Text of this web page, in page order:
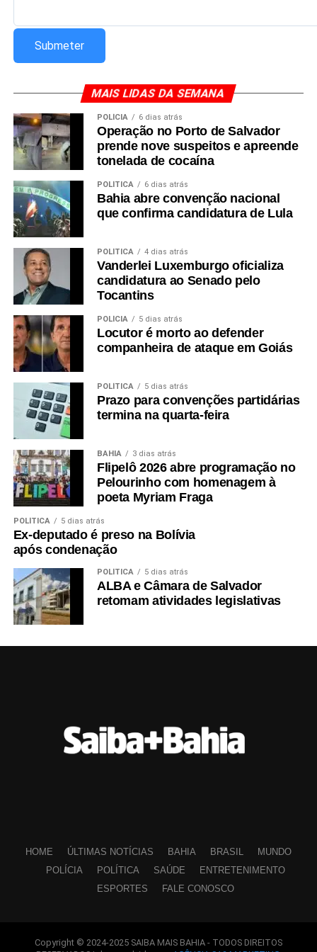
MAIS LIDAS DA SEMANA
POLÍCIA 6 dias atrás
Operação no Porto de Salvador
prende nove suspeitos e apreende
tonelada de cocaína
POLÍTICA 6 dias atrás
Bahia abre convenção nacional
que confirma candidatura de Lula
POLÍTICA 4 dias atrás
Vanderlei Luxemburgo oficializa
candidatura ao Senado pelo
Tocantins
POLÍCIA 5 dias atrás
Locutor é morto ao defender
companheira de ataque em Goiás
POLÍTICA 5 dias atrás
Prazo para convenções partidárias
termina na quarta-feira
BAHIA 3 dias atrás
Flipelô 2026 abre programação no
Pelourinho com homenagem à
poeta Myriam Fraga
POLÍTICA 5 dias atrás
Ex-deputado é preso na Bolívia
após condenação
POLÍTICA 5 dias atrás
ALBA e Câmara de Salvador
retomam atividades legislativas
HOME ÚLTIMAS NOTÍCIAS BAHIA BRASIL
MUNDO
POLÍCIA
POLÍTICA SAÚDE
ENTRETENIMENTO
ESPORTES
FALE CONOSCO
Copyright © 2024-2025 SAIBA MAIS BAHIA - TODOS DIREITOS